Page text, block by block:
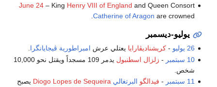
June 24– King Henry VIII of England and Queen Consort
Catherine of Aragon are crowned.
يوليو-ديسمبر
26 يوليو -كريشناديڤارايا يعتلي عرش امبراطورية ڤيجايانگرا
10 سبتمبر
- زلزال اسطنبول
يدمر 109 مسجداً ويقتل نحو 10,000
شخص.
11 سبتمبر
- فيدالگو البرتغالي Diogo Lopes de Sequeira يصبح